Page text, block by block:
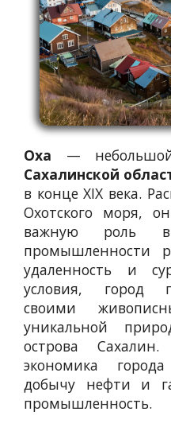
Оха —
Сахалинской
в конце XIX века.
Охотского моря,
важную роль в
промышленности
удаленность и
условия, город
своими
уникальной
острова
экономика
добычу нефти и
промышленность.